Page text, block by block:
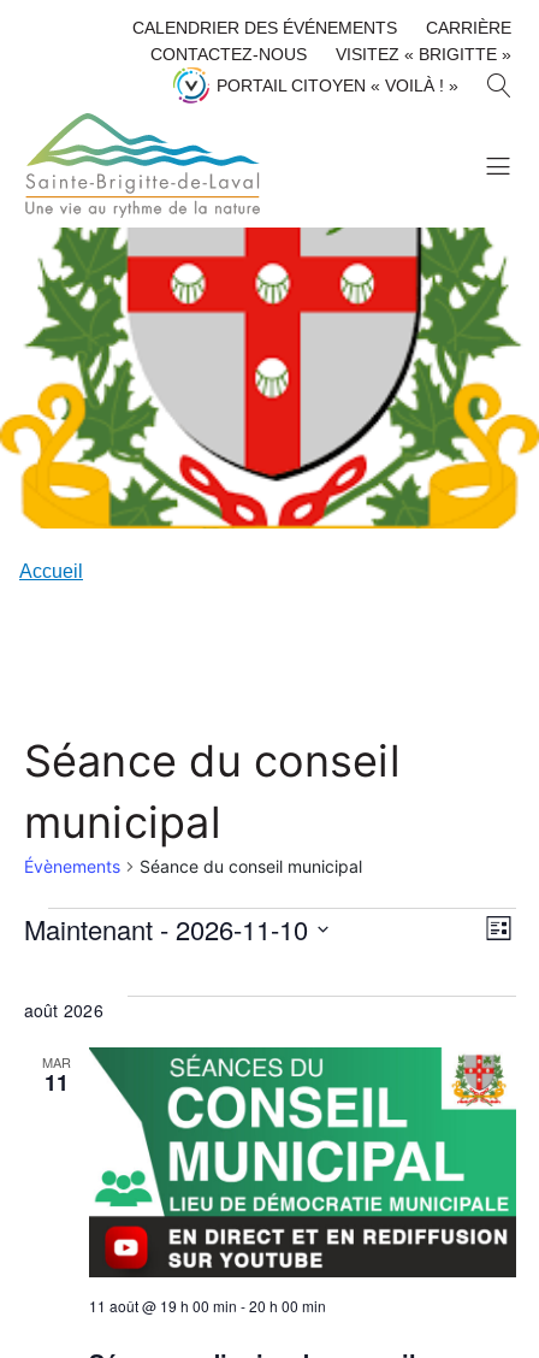
CALENDRIER DES ÉVÉNEMENTS
CARRIÈRE
CONTACTEZ-NOUS
VISITEZ « BRIGITTE »
PORTAIL CITOYEN « VOILÀ ! »
H
Accueil
Séance du conseil
municipal
Évènements Séance du conseil municipal
Liste
Maintenant - 2026-11-10
date.
août 2026
MAR
11
11 août @ 19 h 00 min -20 h 00 min